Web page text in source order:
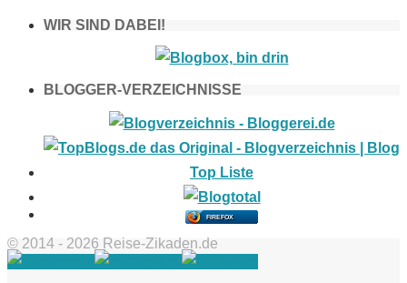
WIR SIND DABEI!
BLOGGER-VERZEICHNISSE
FIREFOX
© 2014 - 2026 Reise-Zikaden.de